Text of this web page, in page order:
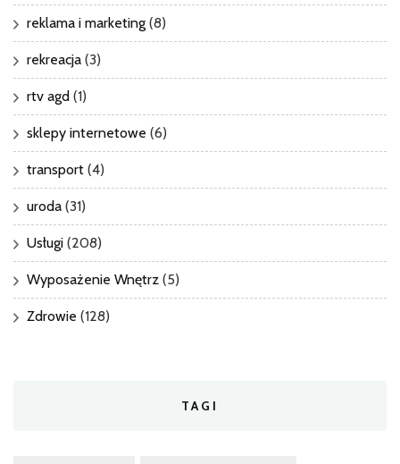
reklama i marketing (8)
rekreacja (3)
rtv agd (1)
sklepy internetowe (6)
transport (4)
uroda (31)
Usługi (208)
Wyposażenie Wnętrz (5)
Zdrowie (128)
TAGI